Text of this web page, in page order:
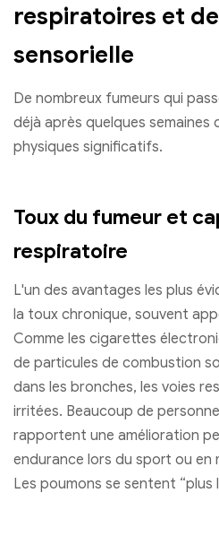
respiratoires et
sensorielle
De nombreux fumeurs qui
déjà après quelques semaines
physiques significatifs.
Toux du fumeur et
respiratoire
L'un des avantages les plus
la toux chronique, souvent
Comme les cigarettes
de particules de combustion
dans les bronches, les voies
irritées. Beaucoup de
rapportent une amélioration
endurance lors du sport ou en
Les poumons se sentent “plus